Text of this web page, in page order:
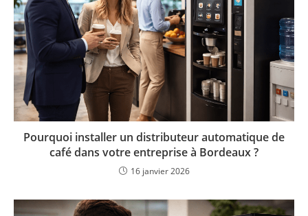
Pourquoi installer un distributeur automatique de
café dans votre entreprise à Bordeaux ?
16 janvier 2026